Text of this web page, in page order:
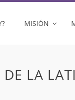
MISIÓN
LA